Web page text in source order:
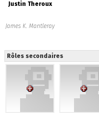
Justin Theroux
James K. Mantleray
Rôles secondaires